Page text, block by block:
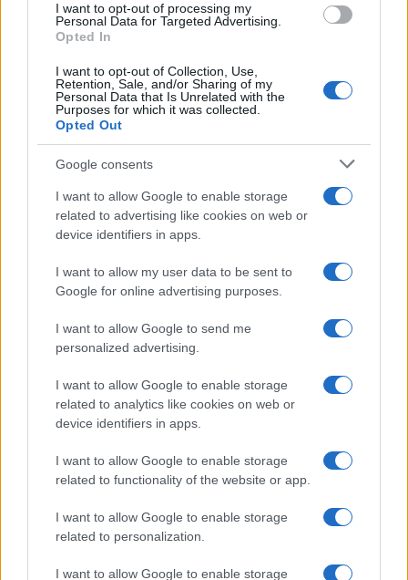
I want to opt-out of processing my
Personal Data for Targeted Advertising.
Opted In
I want to opt-out of Collection, Use,
Retention, Sale, and/or Sharing of my
Personal Data that Is Unrelated with the
Purposes for which it was collected.
Opted Out
Google consents
I want to allow Google to enable storage
related to advertising like cookies on web or
device identifiers in apps.
I want to allow my user data to be sent to
Google for online advertising purposes.
I want to allow Google to send me
personalized advertising.
I want to allow Google to enable storage
related to analytics like cookies on web or
device identifiers in apps.
I want to allow Google to enable storage
related to functionality of the website or app.
I want to allow Google to enable storage
related to personalization.
I want to allow Google to enable storage
Camilla Fiore · 9 Ago 2026
Matteo Pellegrino · 9 Ago 2026